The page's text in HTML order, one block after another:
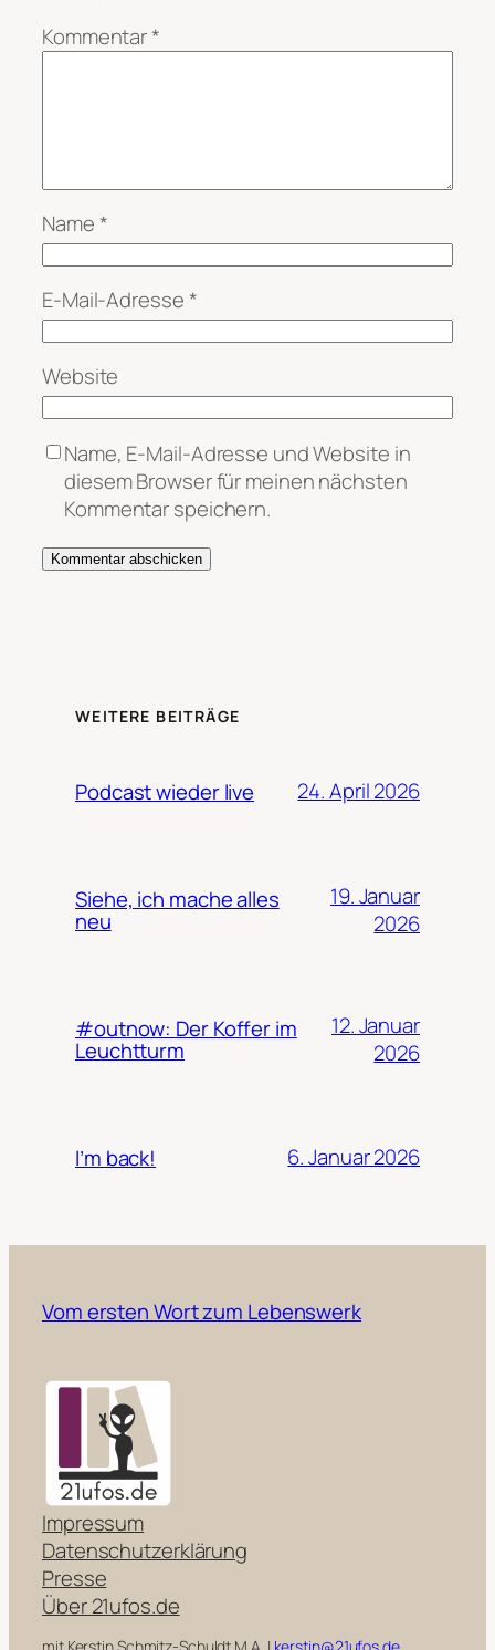
Kommentar*
Name*
E-Mail-Adresse*
Website
Name, E-Mail-Adresse und Website in
diesem Browser für meinen nächsten
Kommentar speichern.
WEITERE BEITRÄGE
Podcast wieder live 24. April 2026
Siehe, ich mache alles
neu
19. Januar
2026
#outnow: Der Koffer im
Leuchtturm
12. Januar
2026
I’m back! 6. Januar 2026
Vom ersten Wort zum Lebenswerk
Impressum
Datenschutzerklärung
Presse
Über 21ufos.de